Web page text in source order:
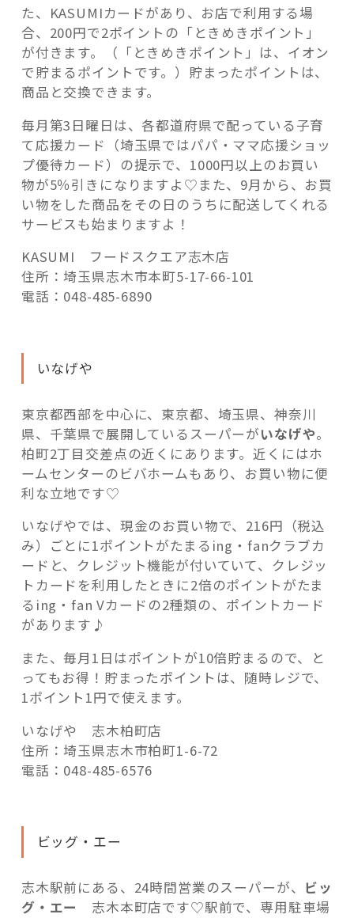
た、KASUMIカードがあり、お店で利用する場
合、200円で2ポイントの「ときめきポイント」
が付きます。（「ときめきポイント」は、イオン
で貯まるポイントです。）貯まったポイントは、
商品と交換できます。
毎月第3日曜日は、各都道府県で配っている子育
て応援カード（埼玉県ではパパ・ママ応援ショッ
プ優待カード）の提示で、1000円以上のお買い
物が5％引きになりますよ♡また、9月から、お買
い物をした商品をその日のうちに配送してくれる
サービスも始まりますよ！
KASUMI フードスクエア志木店
住所：埼玉県志木市本町5-17-66-101
電話：048-485-6890
いなげや
東京都西部を中心に、東京都、埼玉県、神奈川
県、千葉県で展開しているスーパーがいなげや。
柏町2丁目交差点の近くにあります。近くにはホ
ームセンターのビバホームもあり、お買い物に便
利な立地です♡
いなげやでは、現金のお買い物で、216円（税込
み）ごとに1ポイントがたまるing・fanクラブカ
ードと、クレジット機能が付いていて、クレジッ
トカードを利用したときに2倍のポイントがたま
るing・fan Vカードの2種類の、ポイントカード
があります♪
また、毎月1日はポイントが10倍貯まるので、と
ってもお得！貯まったポイントは、随時レジで、
1ポイント1円で使えます。
いなげや 志木柏町店
住所：埼玉県志木市柏町1-6-72
電話：048-485-6576
ビッグ・エー
志木駅前にある、24時間営業のスーパーが、 ビッ
グ・エー
志木本町店です♡駅前で、専用駐車場